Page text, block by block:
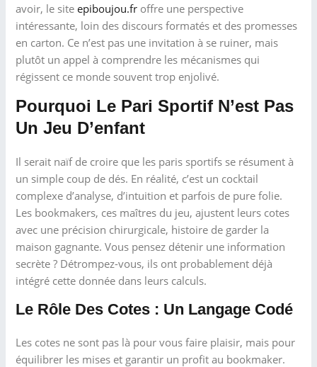
avoir, le siteepiboujou.fr offre une perspective
intéressante, loin des discours formatés et des promesses
en carton. Ce n’est pas une invitation à se ruiner, mais
plutôt un appel à comprendre les mécanismes qui
régissent ce monde souvent trop enjolivé.
Pourquoi Le Pari Sportif N’est Pas
Un Jeu D’enfant
Il serait naïf de croire que les paris sportifs se résument à
un simple coup de dés. En réalité, c’est un cocktail
complexe d’analyse, d’intuition et parfois de pure folie.
Les bookmakers, ces maîtres du jeu, ajustent leurs cotes
avec une précision chirurgicale, histoire de garder la
maison gagnante. Vous pensez détenir une information
secrète ? Détrompez-vous, ils ont probablement déjà
intégré cette donnée dans leurs calculs.
Le Rôle Des Cotes : Un Langage Codé
Les cotes ne sont pas là pour vous faire plaisir, mais pour
équilibrer les mises et garantir un profit au bookmaker.